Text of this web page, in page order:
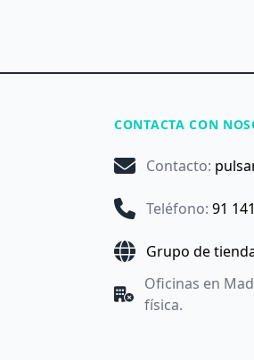
CONTACTA CON
Contacto:
Teléfono: 91
Grupo de
Oficinas en
física.